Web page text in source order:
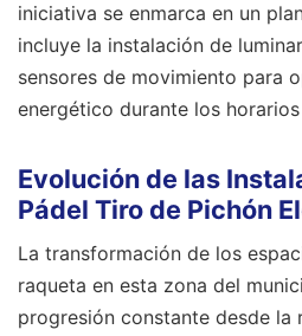
iniciativa se enmarca en un
incluye la instalación de
sensores de movimiento para
energético durante los
Evolución de las
Pádel Tiro de Pichón
La transformación de los
raqueta en esta zona del
progresión constante desde la